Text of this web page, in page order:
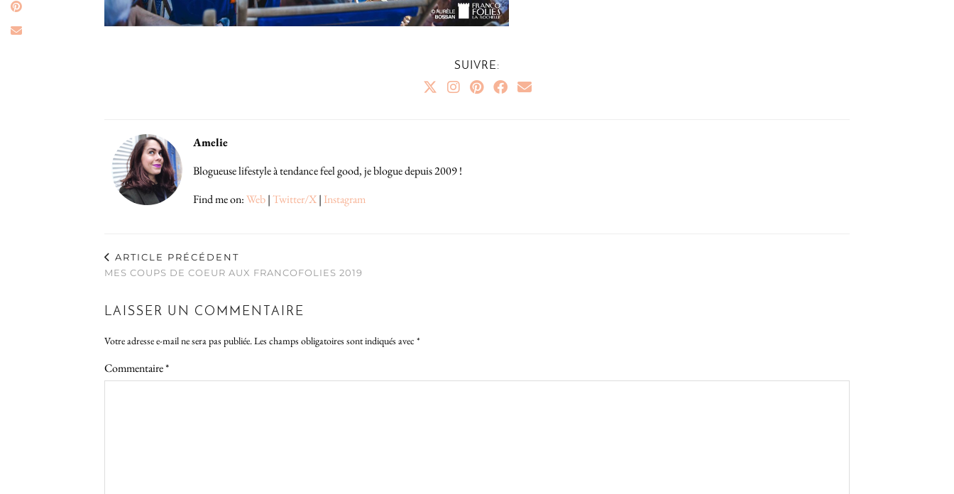
SUIVRE:
Amelie
Blogueuse lifestyle à tendance feel good, je blogue depuis 2009 !
Find me on:Web|Twitter/X| Instagram
ARTICLE PRÉCÉDENT
MES COUPS DE COEUR AUX FRANCOFOLIES 2019
LAISSER UN COMMENTAIRE
Votre adresse e-mail ne sera pas publiée.Les champs obligatoires sont indiqués avec *
Commentaire*